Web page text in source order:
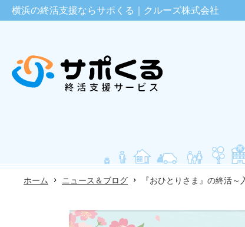
横浜の終活支援ならサポくる｜クルーズ株式会社
ホーム ニュース＆ブログ 『おひとりさま』の終活～